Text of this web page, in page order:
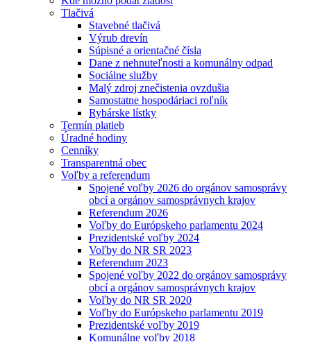
Tlačivá
Stavebné tlačivá
Výrub drevín
Súpisné a orientačné čísla
Dane z nehnuteľnosti a komunálny odpad
Sociálne služby
Malý zdroj znečistenia ovzdušia
Samostatne hospodáriaci roľník
Rybárske lístky
Termín platieb
Úradné hodiny
Cenníky
Transparentná obec
Voľby a referendum
Spojené voľby 2026 do orgánov samosprávy
obcí a orgánov samosprávnych krajov
Referendum 2026
Voľby do Európskeho parlamentu 2024
Prezidentské voľby 2024
Voľby do NR SR 2023
Referendum 2023
Spojené voľby 2022 do orgánov samosprávy
obcí a orgánov samosprávnych krajov
Voľby do NR SR 2020
Voľby do Európskeho parlamentu 2019
Prezidentské voľby 2019
Komunálne voľby 2018